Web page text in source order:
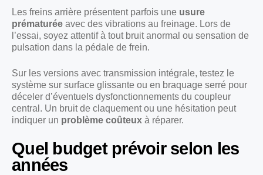
Les freins arrière présentent parfois une usure
prématurée avec des vibrations au freinage. Lors de
l’essai, soyez attentif à tout bruit anormal ou sensation de
pulsation dans la pédale de frein.
Sur les versions avec transmission intégrale, testez le
système sur surface glissante ou en braquage serré pour
déceler d’éventuels dysfonctionnements du coupleur
central. Un bruit de claquement ou une hésitation peut
indiquer un problème coûteux à réparer.
Quel budget prévoir selon les
années